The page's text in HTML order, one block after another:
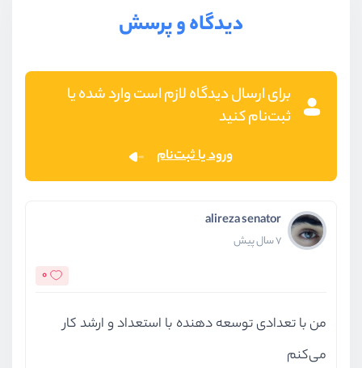
دیدگاه و پرسش
برای ارسال دیدگاه لازم است وارد شده یا
ثبت‌نام کنید
ورود یا ثبت‌نام
alireza senator
7 سال پیش
0
من با تعدادی توسعه دهنده با استعداد و ارشد کار
می‌کنم